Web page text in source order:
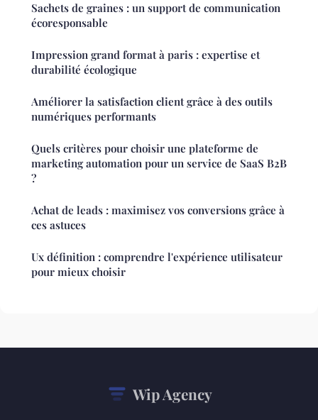
Sachets de graines : un support de communication
écoresponsable
Impression grand format à paris : expertise et
durabilité écologique
Améliorer la satisfaction client grâce à des outils
numériques performants
Quels critères pour choisir une plateforme de
marketing automation pour un service de SaaS B2B
?
Achat de leads : maximisez vos conversions grâce à
ces astuces
Ux définition : comprendre l'expérience utilisateur
pour mieux choisir
Wip Agency